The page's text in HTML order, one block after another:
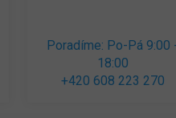
Poradíme: Po-Pá 9:00
18:00
+420 608 223 270